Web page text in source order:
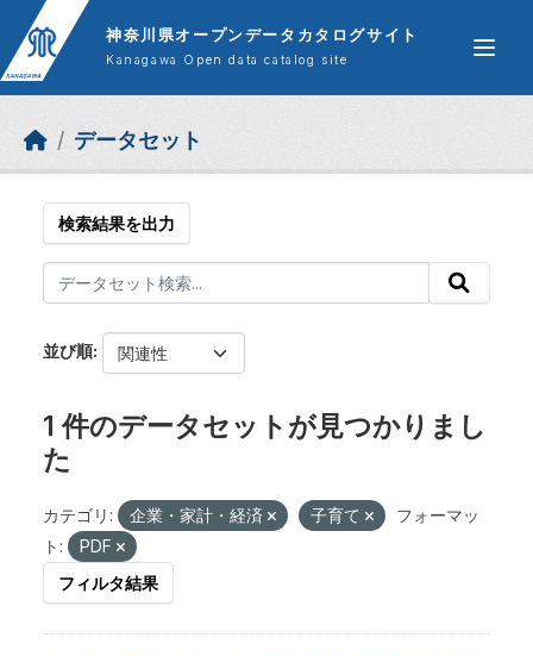
Skip to main content
神奈川県オープンデータカタログサイト
Kanagawa Open data catalog site
データセット
検索結果を出力
並び順
1 件のデータセットが見つかりまし
た
カテゴリ: 企業・家計・経済 子育て
フォーマッ
ト:
PDF
フィルタ結果